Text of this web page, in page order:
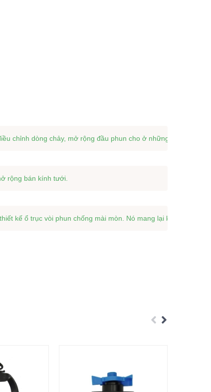
chỉnh dòng chảy, mở rộng đầu phun cho ở những cây trồng
rộng bán kính tưới.
kế ổ trục vòi phun chống mài mòn. Nó mang lại kiểu phun